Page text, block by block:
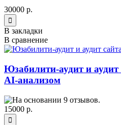
30000 р.
В закладки
В сравнение
Юзабилити-аудит и
AI-анализом
15000 р.